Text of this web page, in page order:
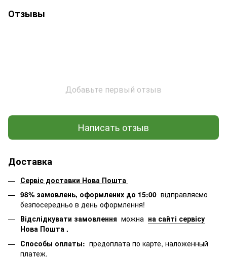
Отзывы
Добавьте первый отзыв
Написать отзыв
Доставка
Сервіс доставки Нова Пошта
98% замовлень, оформлених до 15:00 відправляємо
безпосередньо в день оформлення!
Відслідкувати замовлення можна на сайті сервісу
Нова Пошта .
Способы оплаты: предоплата по карте, наложенный
платеж.